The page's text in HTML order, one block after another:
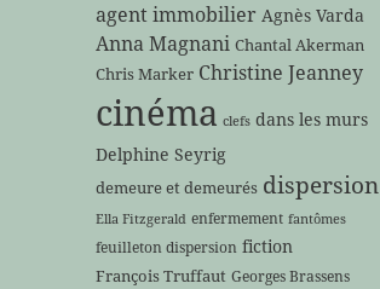
agent immobilier Agnès Varda
Anna Magnani Chantal Akerman
Chris Marker Christine Jeanney
cinéma clefs dans les murs
Delphine Seyrig
demeure et demeurés dispersion
Ella Fitzgerald enfermement fantômes
feuilleton dispersion fiction
François Truffaut Georges Brassens